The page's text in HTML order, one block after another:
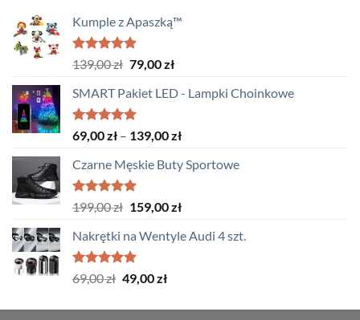
Kumple z Apaszką™
Oceniono
na 5
139,00zł Pierwotna
wynosiła:
139,00 zł.
79,00złAktualna
wynosi:
SMART Pakiet LED - Lampki Choinkowe
Oceniono
5.00
69,00zł – 139,00złZakres
od
Czarne Męskie Buty Sportowe
Oceniono
na 5
199,00zł Pierwotna
wynosiła:
199,00 zł.
159,00złAktualna
wynosi:
Nakrętki na Wentyle Audi 4 szt.
Oceniono
5.00
69,00zł Pierwotna
wynosiła:
49,00złAktualna
wynosi: